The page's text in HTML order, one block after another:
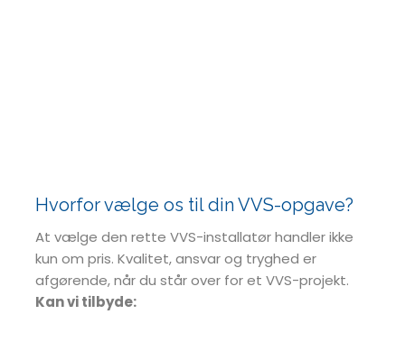
Hvorfor vælge os til din VVS-opgave?
At vælge den rette VVS-installatør handler ikke
kun om pris. Kvalitet, ansvar og tryghed er
afgørende, når du står over for et VVS-projekt.
Kan vi tilbyde: